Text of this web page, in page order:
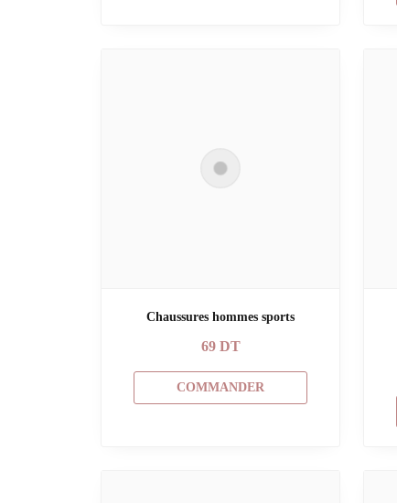
Chaussures hommes sports
69DT
COMMANDER